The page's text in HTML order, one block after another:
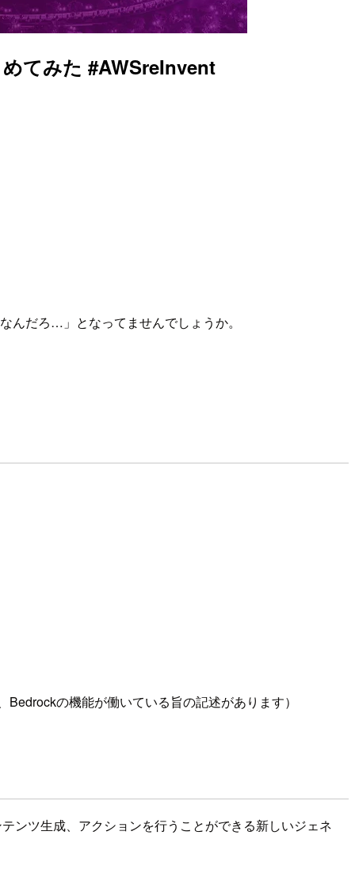
てみた #AWSreInvent
んだろ…」となってませんでしょうか。
の機能が働いている旨の記述があります）
ンツ生成、アクションを行うことができる新しいジェネ